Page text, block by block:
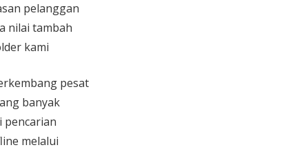
pelanggan
nilai tambah
kami
pesat
banyak
pencarian
melalui